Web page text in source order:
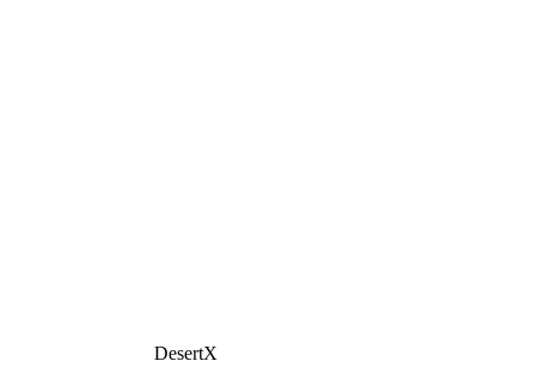
DesertX